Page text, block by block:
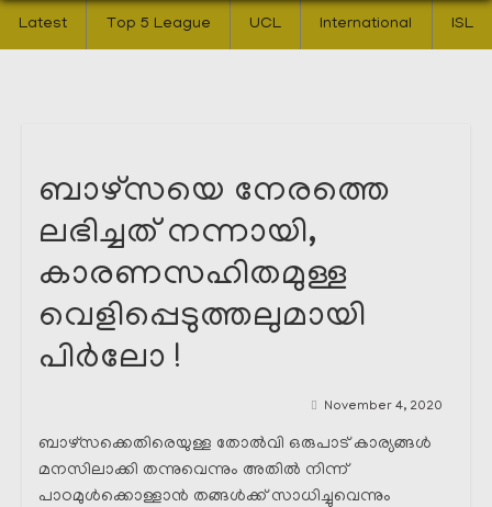
Latest Top 5 League UCL International ISL
ബാഴ്സയെ നേരത്തെ
ലഭിച്ചത് നന്നായി,
കാരണസഹിതമുള്ള
വെളിപ്പെടുത്തലുമായി
പിർലോ !
November 4, 2020
ബാഴ്‌സക്കെതിരെയുള്ള തോൽവി ഒരുപാട് കാര്യങ്ങൾ
മനസിലാക്കി തന്നുവെന്നും അതിൽ നിന്ന്
പാഠമുൾക്കൊള്ളാൻ തങ്ങൾക്ക് സാധിച്ചുവെന്നും